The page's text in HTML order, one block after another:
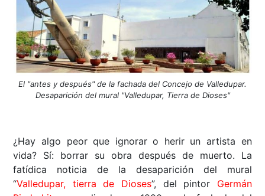
El "antes y después" de la fachada del Concejo de Valledupar.
Desaparición del mural "Valledupar, Tierra de Dioses"
¿Hay algo peor que ignorar o herir un artista en
vida? Sí: borrar su obra después de muerto. La
fatídica noticia de la desaparición del mural
“Valledupar, tierra de Dioses”, del pintor Germán